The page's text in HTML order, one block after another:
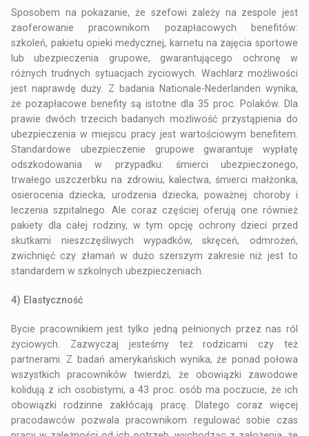
Sposobem na pokazanie, że szefowi zależy na zespole jest
zaoferowanie pracownikom pozapłacowych benefitów:
szkoleń, pakietu opieki medycznej, karnetu na zajęcia sportowe
lub ubezpieczenia grupowe, gwarantującego ochronę w
różnych trudnych sytuacjach życiowych. Wachlarz możliwości
jest naprawdę duży. Z badania Nationale-Nederlanden wynika,
że pozapłacowe benefity są istotne dla 35 proc. Polaków. Dla
prawie dwóch trzecich badanych możliwość przystąpienia do
ubezpieczenia w miejscu pracy jest wartościowym benefitem.
Standardowe ubezpieczenie grupowe gwarantuje wypłatę
odszkodowania w przypadku: śmierci ubezpieczonego,
trwałego uszczerbku na zdrowiu, kalectwa, śmierci małżonka,
osierocenia dziecka, urodzenia dziecka, poważnej choroby i
leczenia szpitalnego. Ale coraz częściej oferują one również
pakiety dla całej rodziny, w tym opcję ochrony dzieci przed
skutkami nieszczęśliwych wypadków, skręceń, odmrożeń,
zwichnięć czy złamań w dużo szerszym zakresie niż jest to
standardem w szkolnych ubezpieczeniach.
4) Elastyczność
Bycie pracownikiem jest tylko jedną pełnionych przez nas ról
życiowych. Zazwyczaj jesteśmy też rodzicami czy też
partnerami. Z badań amerykańskich wynika, że ponad połowa
wszystkich pracowników twierdzi, że obowiązki zawodowe
kolidują z ich osobistymi, a 43 proc. osób ma poczucie, że ich
obowiązki rodzinne zakłócają pracę. Dlatego coraz więcej
pracodawców pozwala pracownikom regulować sobie czas